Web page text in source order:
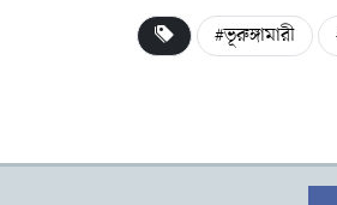
#ভূরুঙ্গামারী